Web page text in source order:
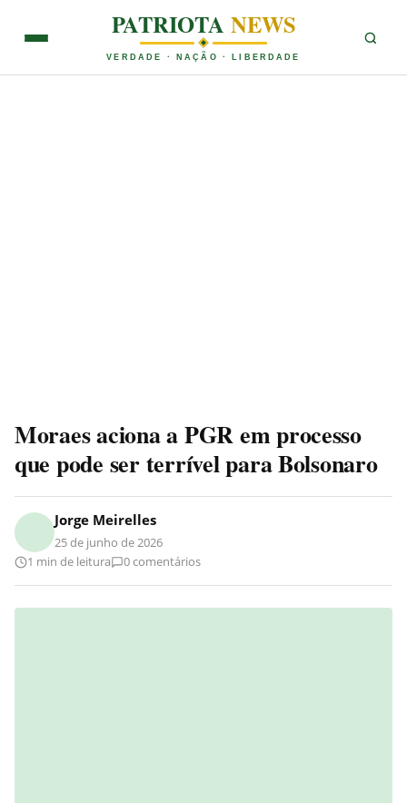
PATRIOTANEWS
VERDADE · NAÇÃO · LIBERDADE
Moraes aciona a PGR em processo
que pode ser terrível para Bolsonaro
Jorge Meirelles
25 de junho de 2026
1 min de leitura
0 comentários